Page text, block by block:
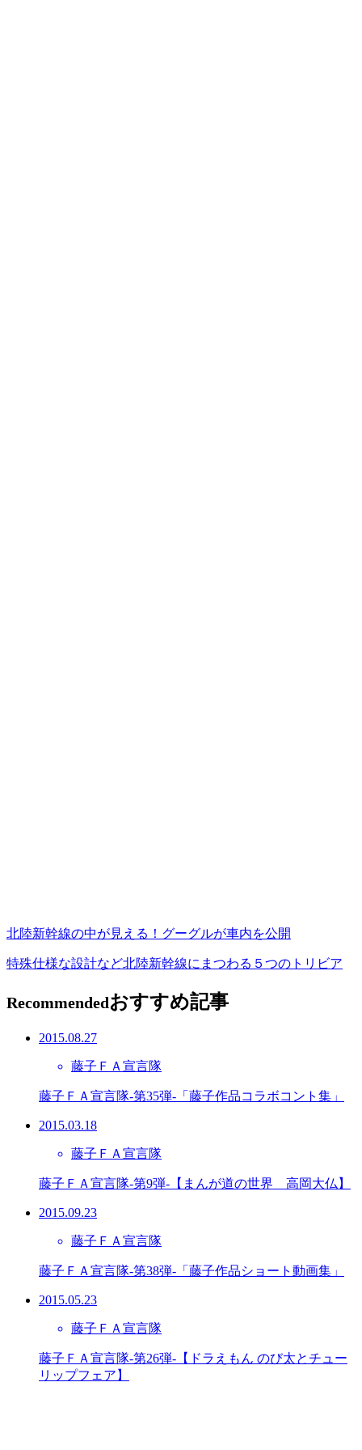
北陸新幹線の中が見える！グーグルが車内を公開
特殊仕様な設計など北陸新幹線にまつわる５つのトリビア
Recommendedおすすめ記事
2015.08.27
藤子ＦＡ宣言隊
藤子ＦＡ宣言隊-第35弾-「藤子作品コラボコント集」
2015.03.18
藤子ＦＡ宣言隊
藤子ＦＡ宣言隊-第9弾-【まんが道の世界 高岡大仏】
2015.09.23
藤子ＦＡ宣言隊
藤子ＦＡ宣言隊-第38弾-「藤子作品ショート動画集」
2015.05.23
藤子ＦＡ宣言隊
藤子ＦＡ宣言隊-第26弾-【ドラえもん のび太とチュー
リップフェア】